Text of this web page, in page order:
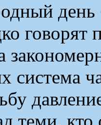
день
система